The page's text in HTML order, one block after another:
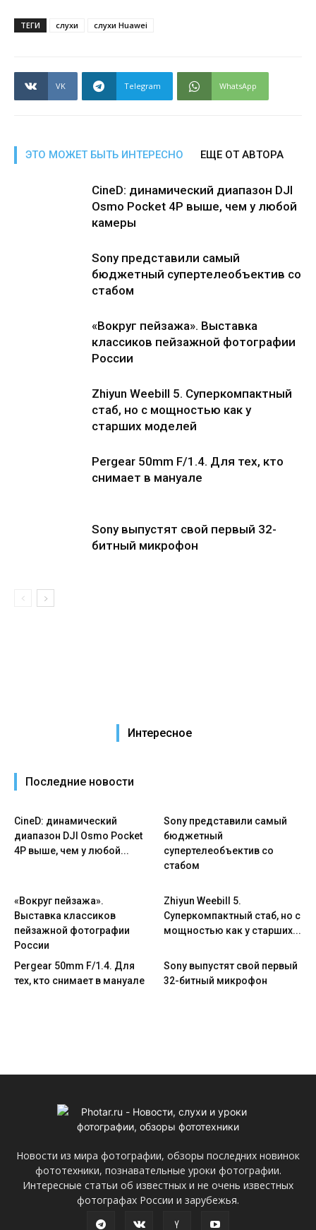
ТЕГИ слухи слухи Huawei
VK Telegram WhatsApp
ЭТО МОЖЕТ БЫТЬ ИНТЕРЕСНО ЕЩЕ ОТ АВТОРА
CineD: динамический диапазон DJI
Osmo Pocket 4P выше, чем у любой
камеры
Sony представили самый
бюджетный супертелеобъектив со
стабом
«Вокруг пейзажа». Выставка
классиков пейзажной фотографии
России
Zhiyun Weebill 5. Cуперкомпактный
стаб, но с мощностью как у
старших моделей
Pergear 50mm F/1.4. Для тех, кто
снимает в мануале
Sony выпустят свой первый 32-
битный микрофон
Интересное
Последние новости
CineD: динамический
диапазон DJI Osmo Pocket
4P выше, чем у любой...
Sony представили самый
бюджетный
супертелеобъектив со
стабом
«Вокруг пейзажа».
Выставка классиков
пейзажной фотографии
России
Zhiyun Weebill 5.
Cуперкомпактный стаб, но с
мощностью как у старших...
Pergear 50mm F/1.4. Для
тех, кто снимает в мануале
Sony выпустят свой первый
32-битный микрофон
Новости из мира фотографии, обзоры последних новинок
фототехники, познавательные уроки фотографии.
Интересные статьи об известных и не очень известных
фотографах России и зарубежья.